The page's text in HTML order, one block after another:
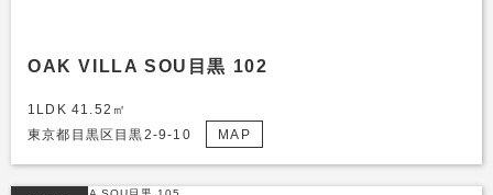
OAK VILLA SOU目黒 102
1LDK 41.52㎡
東京都目黒区目黒2-9-10
MAP